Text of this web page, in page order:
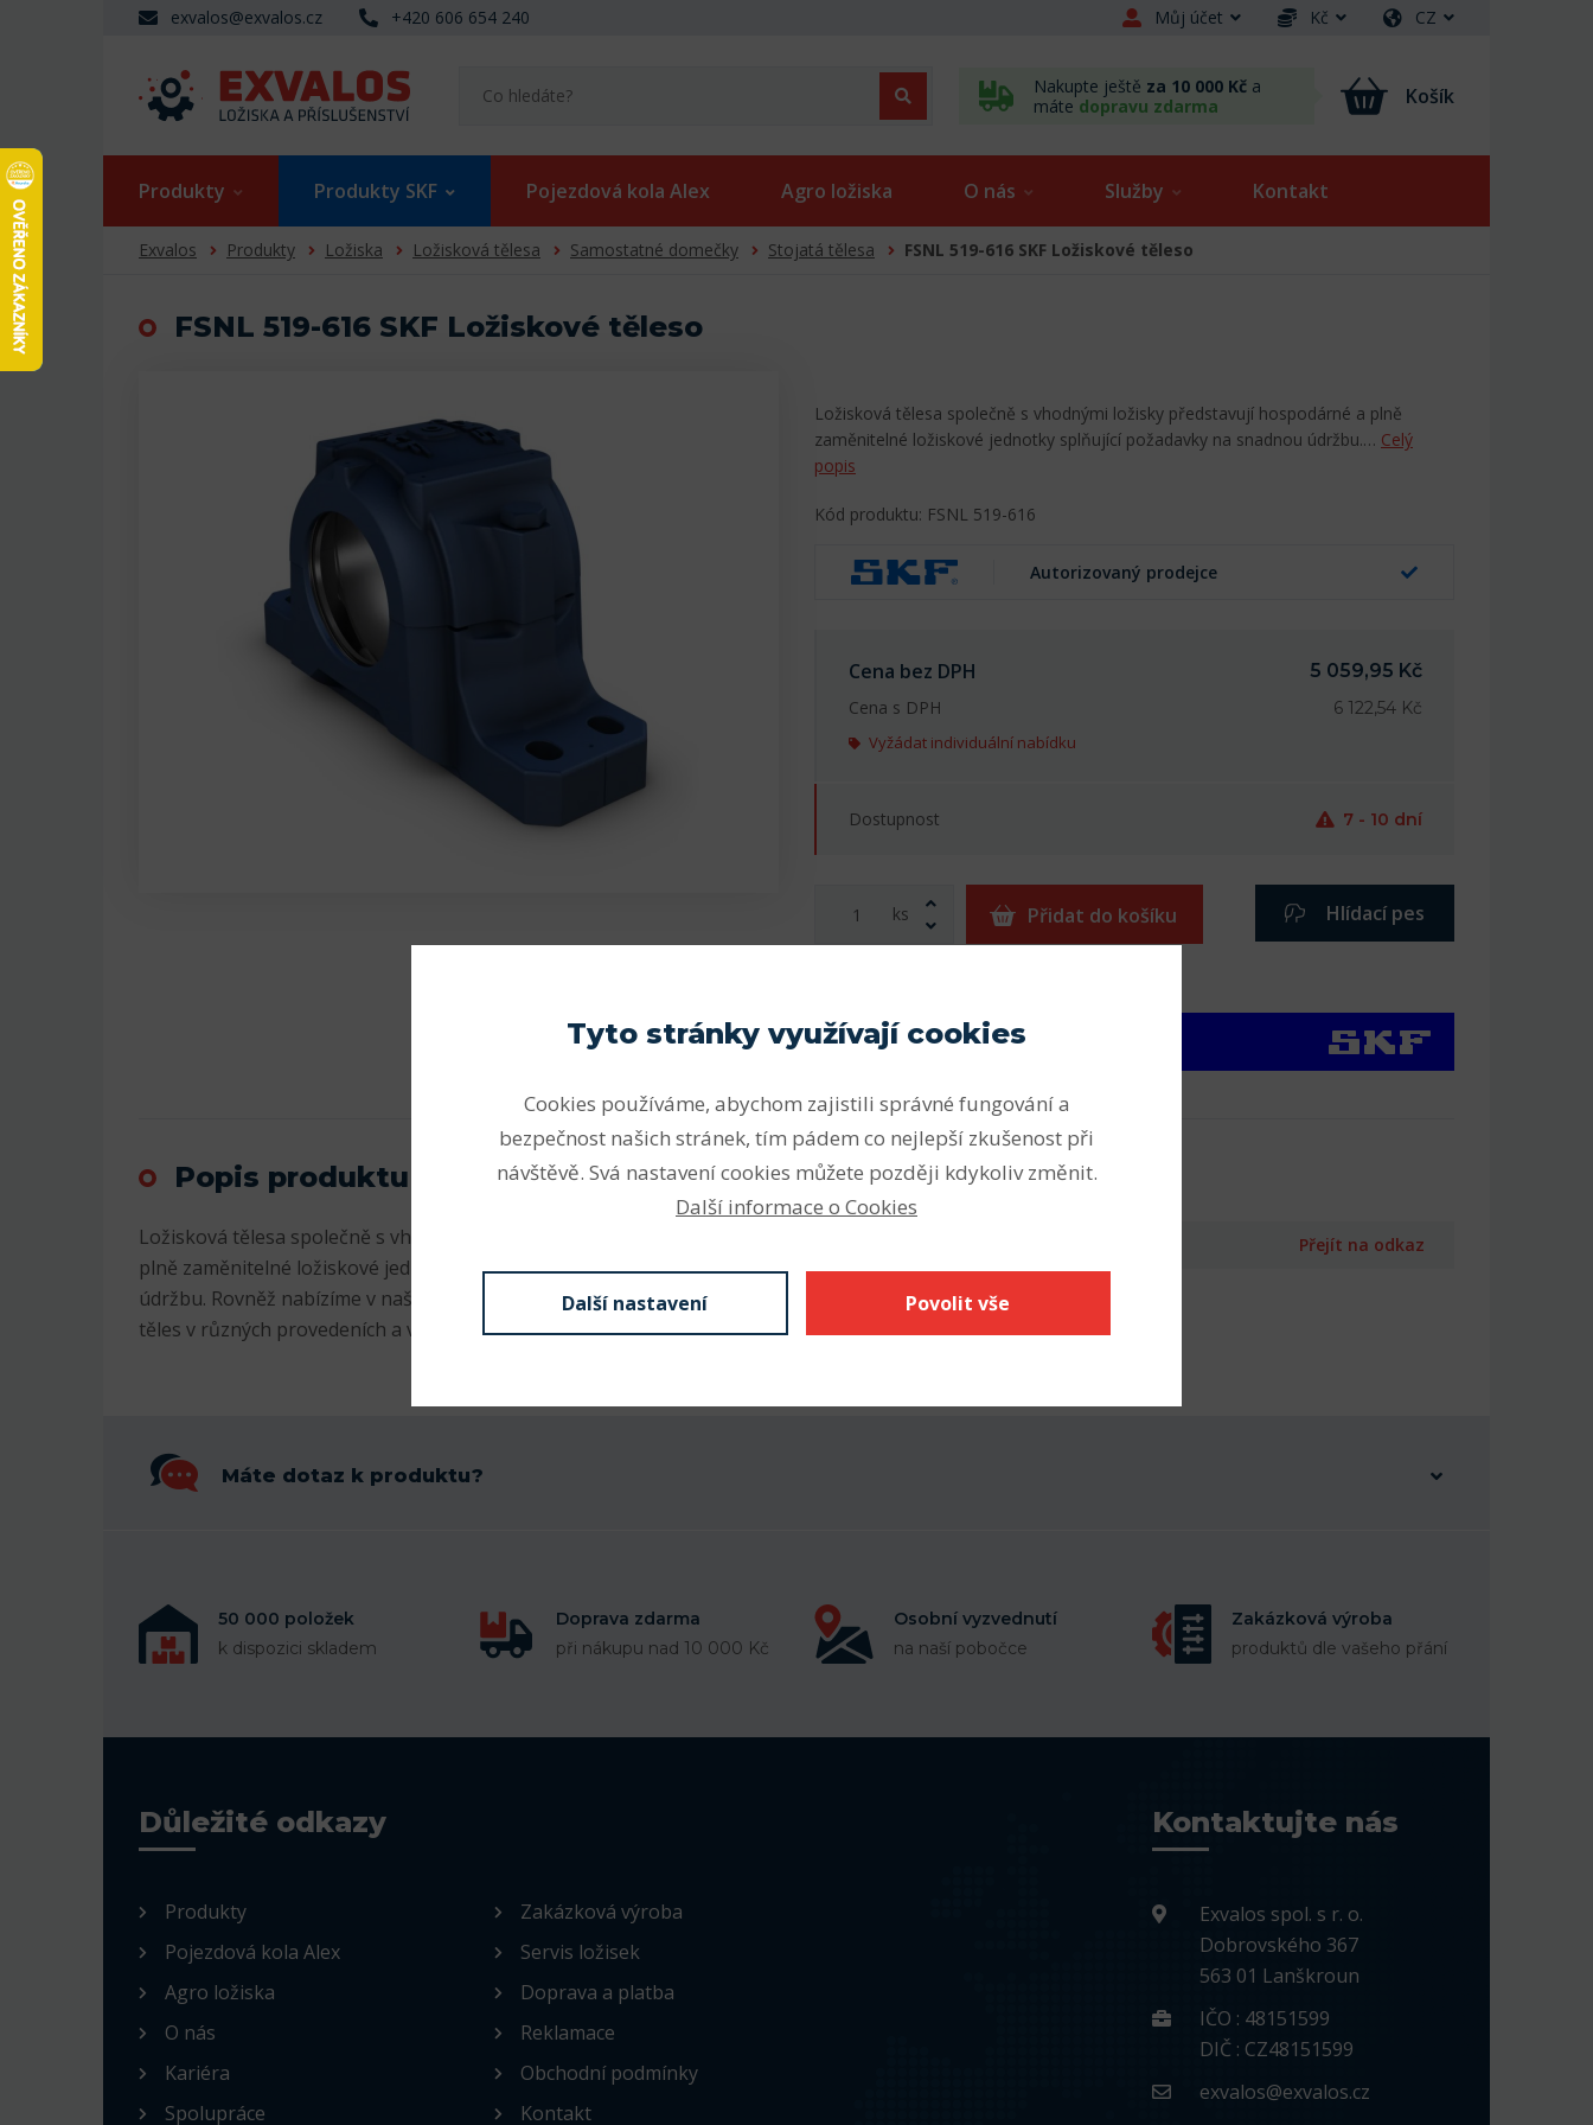
exvalos@exvalos.cz +420 606 654 240 Můj účet Kč CZ
Nakupte ještě za 10 000 Kč a
máte dopravu zdarma Košík
Produkty Produkty SKF Pojezdová kola Alex Agro ložiska O nás Služby Kontakt
Exvalos Produkty Ložiska Ložisková tělesa Samostatné domečky Stojatá tělesa FSNL 519-616 SKF Ložiskové těleso
FSNL 519-616 SKF Ložiskové těleso
Ložisková tělesa společně s vhodnými ložisky představují hospodárné a plně
zaměnitelné ložiskové jednotky splňující požadavky na snadnou údržbu.… Celý
popis
Kód produktu: FSNL 519-616
Autorizovaný prodejce
Cena bez DPH
5 059,95 Kč
Cena s DPH
6 122,54 Kč
Vyžádat individuální nabídku
Dostupnost 7 - 10 dní
ks Přidat do košíku Hlídací pes
Najít kompatibilní produkty SKF
Popis produktu
Ložisková tělesa společně s vhodnými ložisky představují hospodárné a
plně zaměnitelné ložiskové jednotky splňující požadavky na snadnou
údržbu. Rovněž nabízíme v našem e-shopu širokou nabídku ložiskových
těles v různých provedeních a velikostech.
Parametry
Přejít na odkaz
Máte dotaz k produktu?
50 000 položek
k dispozici skladem
Doprava zdarma
při nákupu nad 10 000 Kč
Osobní vyzvednutí
na naší pobočce
Zakázková výroba
produktů dle vašeho přání
Důležité odkazy
Produkty
Pojezdová kola Alex
Agro ložiska
O nás
Kariéra
Spolupráce
Zakázková výroba
Servis ložisek
Doprava a platba
Reklamace
Obchodní podmínky
Kontakt
Kontaktujte nás
Exvalos spol. s r. o.
Dobrovského 367
563 01 Lanškroun
IČO : 48151599
DIČ : CZ48151599
exvalos@exvalos.cz
Tyto stránky využívají cookies
Cookies používáme, abychom zajistili správné fungování a
bezpečnost našich stránek, tím pádem co nejlepší zkušenost při
návštěvě. Svá nastavení cookies můžete později kdykoliv změnit.
Další informace o Cookies
Další nastavení Povolit vše